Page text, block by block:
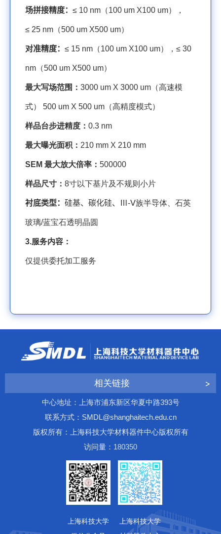
场拼接精度： ≤ 10 nm （100 um X100 um），
≤ 25 nm （500 um X500 um）
对准精度： ≤ 15 nm （100 um X100 um），≤ 30
nm （500 um X500 um）
最大写场范围： 3000 um X 3000 um （高速模
式） 500 um X 500 um （高精度模式）
样品台步进精度： 0.3 nm
最大曝光面积： 210 mm X 210 mm
SEM 最大放大倍率： 500000
样品尺寸： 8寸以下基片及不规则小片
衬底类型： 硅基、碳化硅、Ⅲ -Ⅴ族半导体、石英
玻璃/蓝宝石透明晶圆
3.服务内容：
仅提供委托加工服务
相关链接
中心地址：上海市浦东新区华夏中路393号
联系方式：SMDL@shanghaitech.edu.cn
版权所有：上海科技大学材料器件中心版权所有
访问量： 180350
上海科技大学
上海科技大学